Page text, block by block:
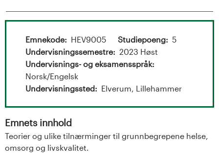
t
g
U
n
Emnekode HEV9005 Studiepoeng
5
Undervisningssemestre
2023 Høst
Undervisnings- og eksamensspråk
Norsk/Engelsk
Undervisningssted
Elverum, Lillehammer
Emnets innhold
Teorier og ulike tilnærminger til grunnbegrepene helse,
omsorg og livskvalitet.